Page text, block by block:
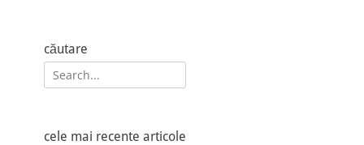
căutare
Search
for:
cele mai recente articole